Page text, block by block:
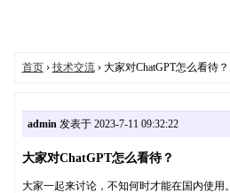
首页› 技术交流› 大家对ChatGPT怎么看待？
admin发表于 2023-7-11 09:32:22
大家对ChatGPT怎么看待？
大家一起来讨论，不知何时才能在国内使用。